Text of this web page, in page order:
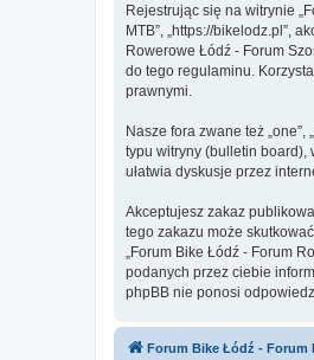
Rejestrując się na witrynie
MTB”, „https://bikelodz.pl”,
Rowerowe Łódź - Forum
do tego regulaminu.
prawnymi.
Nasze fora zwane też „one”,
typu witryny (bulletin board),
ułatwia dyskusje przez
Akceptujesz zakaz
tego zakazu może
„Forum Bike Łódź - Forum
podanych przez ciebie
phpBB nie ponosi
Forum Bike Łódź - Forum